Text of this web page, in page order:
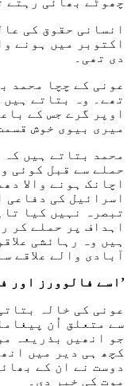
انسانی حقوق کی
اکتوبر میں ہونے
دی تھی۔
عونی کے چچا محمد
تھے۔ وہ بتاتے ہیں
اوپر گرے جس کے
میری بیوی خوش
محمد بتاتے ہیں
حملے سے قبل کوئی
اچانک ہونے والا
اسرائیل کی دفاعی
تبصرہ نہیں کیا
اہداف پر حملے کر
ہیں وہ رہائشی
آبادی والے علاقے
’اسے فالوورز اور
عونی کی خالہ
سے متعلق اُن
جو انھیں بذریعہ
کچھ ہی دیر میں
دوست نے ان کے
موت کی خبر دی۔